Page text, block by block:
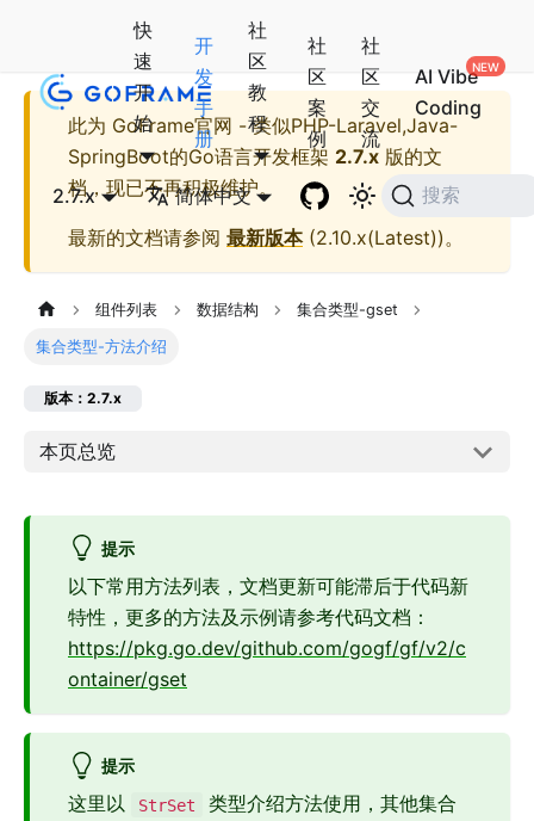
快
速
开
始
开
发
手
册
社
区
教
程
社
区
案
例
社
区
交
流
AI Vibe
Coding
2.7.x 简体中文 搜索
此为 GoFrame官网 - 类似PHP-Laravel,Java-
SpringBoot的Go语言开发框架 2.7.x 版的文
档，现已不再积极维护。
最新的文档请参阅 最新版本(2.10.x(Latest))。
组件列表 数据结构 集合类型-gset
集合类型-方法介绍
版本：2.7.x
本页总览
提示
以下常用方法列表，文档更新可能滞后于代码新
特性，更多的方法及示例请参考代码文档：
https://pkg.go.dev/github.com/gogf/gf/v2/c
ontainer/gset
提示
这里以 StrSet
类型介绍方法使用，其他集合